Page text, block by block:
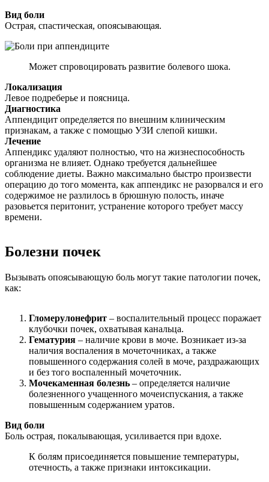
Вид боли
Острая, спастическая, опоясывающая.
Может спровоцировать развитие болевого шока.
Локализация
Левое подреберье и поясница.
Диагностика
Аппендицит определяется по внешним клиническим
признакам, а также с помощью УЗИ слепой кишки.
Лечение
Аппендикс удаляют полностью, что на жизнеспособность
организма не влияет. Однако требуется дальнейшее
соблюдение диеты. Важно максимально быстро произвести
операцию до того момента, как аппендикс не разорвался и его
содержимое не разлилось в брюшную полость, иначе
разовьется перитонит, устранение которого требует массу
времени.
Болезни почек
Вызывать опоясывающую боль могут такие патологии почек,
как:
Гломерулонефрит – воспалительный процесс поражает
клубочки почек, охватывая канальца.
Гематурия – наличие крови в моче. Возникает из-за
наличия воспаления в мочеточниках, а также
повышенного содержания солей в моче, раздражающих
и без того воспаленный мочеточник.
Мочекаменная болезнь – определяется наличие
болезненного учащенного мочеиспускания, а также
повышенным содержанием уратов.
Вид боли
Боль острая, покалывающая, усиливается при вдохе.
К болям присоединяется повышение температуры,
отечность, а также признаки интоксикации.